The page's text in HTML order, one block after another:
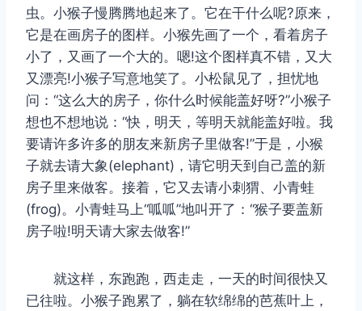
虫。小猴子慢腾腾地起来了。它在干什么呢?原来，
它是在画房子的图样。小猴先画了一个，看着房子
小了，又画了一个大的。嗯!这个图样真不错，又大
又漂亮!小猴子写意地笑了。小松鼠见了，担忧地
问：“这么大的房子，你什么时候能盖好呀?”小猴子
想也不想地说：“快，明天，等明天就能盖好啦。我
要请许多许多的朋友来新房子里做客!”于是，小猴
子就去请大象(elephant)，请它明天到自己盖的新
房子里来做客。接着，它又去请小刺猬、小青蛙
(frog)。小青蛙马上“呱呱”地叫开了：“猴子要盖新
房子啦!明天请大家去做客!”
就这样，东跑跑，西走走，一天的时间很快又
已往啦。小猴子跑累了，躺在软绵绵的芭蕉叶上，